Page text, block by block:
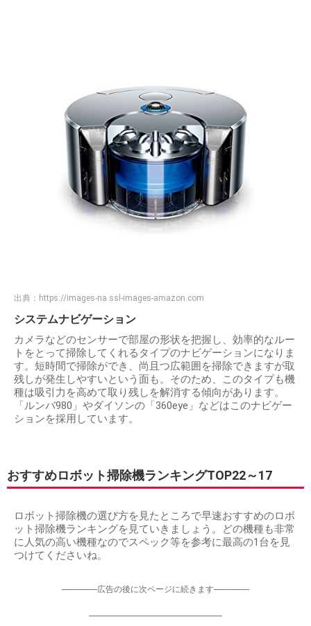
出典： https://images-na.ssl-images-amazon.com
システムナビゲーション
カメラなどのセンサーで部屋の形状を把握し、効率的なルー
トをとって掃除してくれるタイプのナビゲーションになりま
す。短時間で掃除ができ、尚且つ広範囲を掃除できますが取
残しが発生しやすいという面も。そのため、このタイプも機
種は吸引力を高めて取り残しを解消する傾向があります。
「ルンバ980」やダイソンの「360eye」などはこのナビゲー
ションを採用しています。
おすすめロボット掃除機ランキングTOP22～17
ロボット掃除機の選び方を見たところで早速おすすめのロボ
ット掃除機ランキングを見ていきましょう。どの機種も非常
に人気の高い機種なのでスペック等を参考に最高の1台を見
つけてくださいね。
-----------------広告の後に次ページに続きます-----------------
----------------------------------------------------------------